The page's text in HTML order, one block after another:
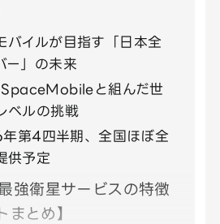
バイルが目指す「日本全
ー」の未来
と組んだ世
ベルの挑戦
第4四半期、全国ほぼ全
供予定
強衛星サービスの特徴
まとめ】